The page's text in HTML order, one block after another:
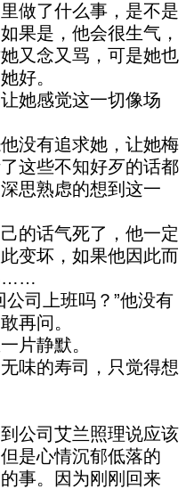
了什么事，是不是
果是，他会很生气，
又念又骂，可是她也
好。
她感觉这一切像场
有追求她，让她梅
这些不知好歹的话都
思熟虑的想到这一
话气死了，他一定
变坏，如果他因此而
……
司上班吗？”他没有
再问。
静默。
的寿司，只觉得想
司艾兰照理说应该
是心情沉郁低落的
事。因为刚刚回来